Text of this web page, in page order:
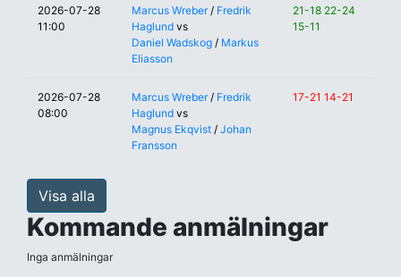
2026-07-28
11:00
Marcus Wreber/ Fredrik
Haglund vs
Daniel Wadskog / Markus
Eliasson
21-18 22-24
15-11
2026-07-28
08:00
Marcus Wreber/ Fredrik
Haglund vs
Magnus Ekqvist / Johan
Fransson
17-21 14-21
Visa alla
Kommande anmälningar
Inga anmälningar